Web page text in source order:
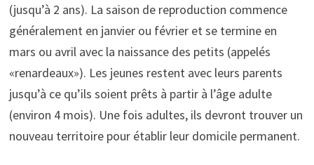
(jusqu’à 2 ans). La saison de reproduction commence
généralement en janvier ou février et se termine en
mars ou avril avec la naissance des petits (appelés
«renardeaux»). Les jeunes restent avec leurs parents
jusqu’à ce qu’ils soient prêts à partir à l’âge adulte
(environ 4 mois). Une fois adultes, ils devront trouver un
nouveau territoire pour établir leur domicile permanent.